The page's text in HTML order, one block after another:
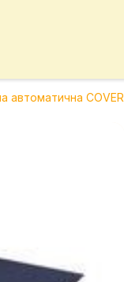
автоматична COVER